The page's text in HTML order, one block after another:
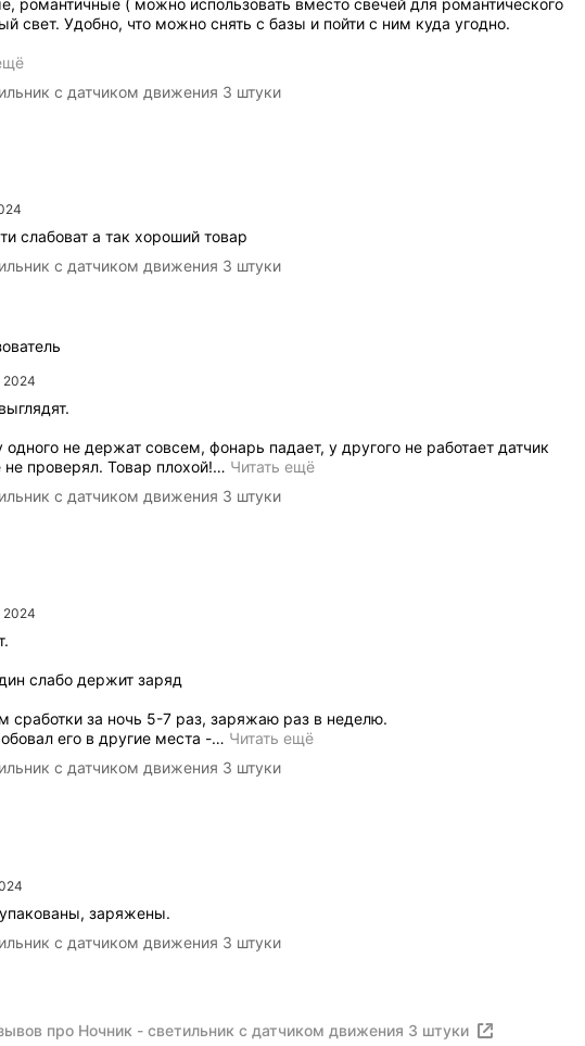
свет. Удобно, что можно снять с базы и пойти с ним куда угодно.
с датчиком движения 3 штуки
слабоват а так хороший товар
с датчиком движения 3 штуки
2024
одного не держат совсем, фонарь падает, у другого не работает датчик
проверял. Товар плохой!… Читать ещё
с датчиком движения 3 штуки
2024
слабо держит заряд
сработки за ночь 5-7 раз, заряжаю раз в неделю.
его в другие места -… Читать ещё
с датчиком движения 3 штуки
заряжены.
с датчиком движения 3 штуки
про Ночник - светильник с датчиком движения 3 штуки